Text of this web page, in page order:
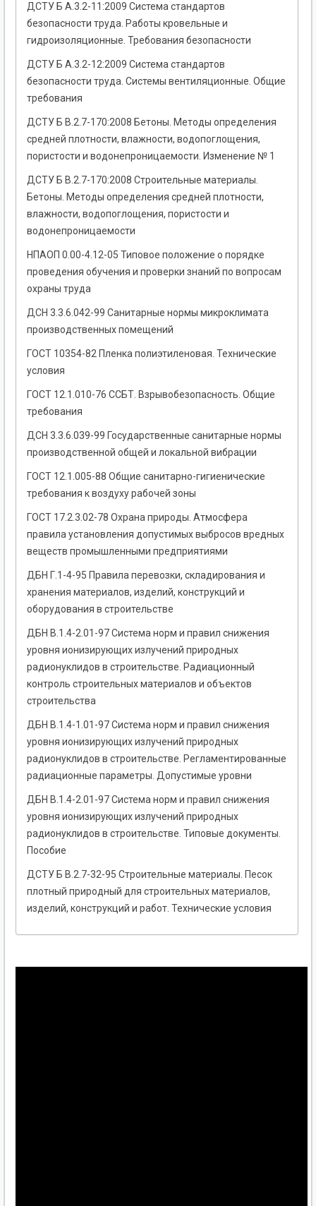
ДСТУ Б А.3.2-11:2009 Система стандартов
безопасности труда. Работы кровельные и
гидроизоляционные. Требования безопасности
ДСТУ Б А.3.2-12:2009 Система стандартов
безопасности труда. Системы вентиляционные. Общие
требования
ДСТУ Б В.2.7-170:2008 Бетоны. Методы определения
средней плотности, влажности, водопоглощения,
пористости и водонепроницаемости. Изменение № 1
ДСТУ Б В.2.7-170:2008 Строительные материалы.
Бетоны. Методы определения средней плотности,
влажности, водопоглощения, пористости и
водонепроницаемости
НПАОП 0.00-4.12-05 Типовое положение о порядке
проведения обучения и проверки знаний по вопросам
охраны труда
ДСН 3.3.6.042-99 Санитарные нормы микроклимата
производственных помещений
ГОСТ 10354-82 Пленка полиэтиленовая. Технические
условия
ГОСТ 12.1.010-76 ССБТ. Взрывобезопасность. Общие
требования
ДСН 3.3.6.039-99 Государственные санитарные нормы
производственной общей и локальной вибрации
ГОСТ 12.1.005-88 Общие санитарно-гигиенические
требования к воздуху рабочей зоны
ГОСТ 17.2.3.02-78 Охрана природы. Атмосфера
правила установления допустимых выбросов вредных
веществ промышленными предприятиями
ДБН Г.1-4-95 Правила перевозки, складирования и
хранения материалов, изделий, конструкций и
оборудования в строительстве
ДБН В.1.4-2.01-97 Система норм и правил снижения
уровня ионизирующих излучений природных
радионуклидов в строительстве. Радиационный
контроль строительных материалов и объектов
строительства
ДБН В.1.4-1.01-97 Система норм и правил снижения
уровня ионизирующих излучений природных
радионуклидов в строительстве. Регламентированные
радиационные параметры. Допустимые уровни
ДБН В.1.4-2.01-97 Система норм и правил снижения
уровня ионизирующих излучений природных
радионуклидов в строительстве. Типовые документы.
Пособие
ДСТУ Б В.2.7-32-95 Строительные материалы. Песок
плотный природный для строительных материалов,
изделий, конструкций и работ. Технические условия